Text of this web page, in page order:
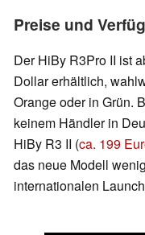
Preise und
Der HiBy R3Pro II ist
Dollar erhältlich,
Orange oder in Grün.
keinem Händler in
HiBy R3 II (ca. 199
das neue Modell
internationalen